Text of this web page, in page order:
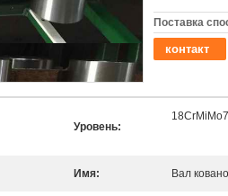
Поставка
контакт
Уровень:
Имя: Вал